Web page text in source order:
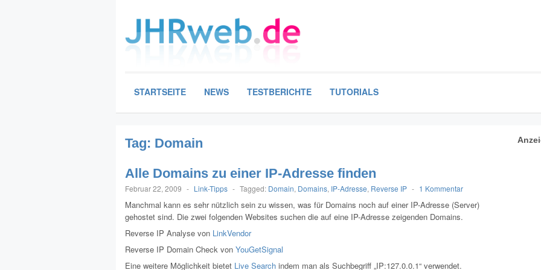
STARTSEITE NEWS TESTBERICHTE TUTORIALS
Tag: Domain
Alle Domains zu einer IP-Adresse finden
Februar 22, 2009 - Link-Tipps - Tagged: Domain, Domains, IP-Adresse, Reverse IP - 1 Kommentar
Manchmal kann es sehr nützlich sein zu wissen, was für Domains noch auf einer IP-Adresse (Server)
gehostet sind. Die zwei folgenden Websites suchen die auf eine IP-Adresse zeigenden Domains.
Reverse IP Analyse von LinkVendor
Reverse IP Domain Check von YouGetSignal
Eine weitere Möglichkeit bietet Live Search indem man als Suchbegriff „IP:127.0.0.1“ verwendet.